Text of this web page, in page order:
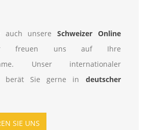
auch unsere Schweizer Online
freuen uns auf Ihre
Unser internationaler
berät Sie gerne in deutscher
SIE UNS